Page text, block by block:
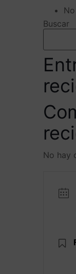
Buscar
No hay